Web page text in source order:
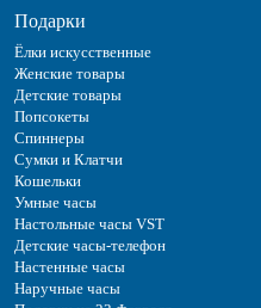
Подарки
Ёлки искусственные
Женские товары
Детские товары
Попсокеты
Спиннеры
Сумки и Клатчи
Кошельки
Умные часы
Настольные часы VST
Детские часы-телефон
Настенные часы
Наручные часы